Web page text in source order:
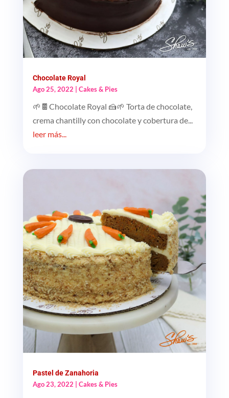
Chocolate Royal
Ago 25, 2022
Cakes & Pies
🌱🍫Chocolate Royal 🍰🌱 Torta de chocolate,
crema chantilly con chocolate y cobertura de...
leer más...
Pastel de Zanahoria
Ago 23, 2022
Cakes & Pies